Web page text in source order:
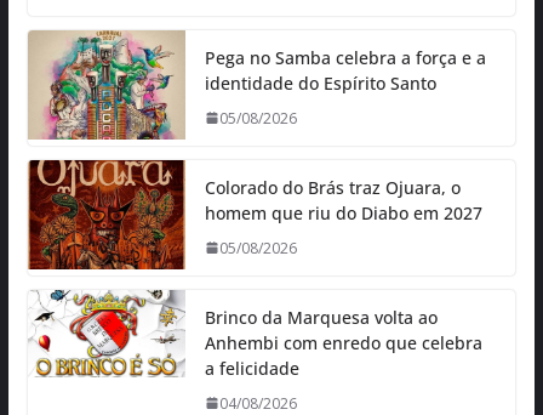
Pega no Samba celebra a força e a
identidade do Espírito Santo
05/08/2026
Colorado do Brás traz Ojuara, o
homem que riu do Diabo em 2027
05/08/2026
Brinco da Marquesa volta ao
Anhembi com enredo que celebra
a felicidade
04/08/2026